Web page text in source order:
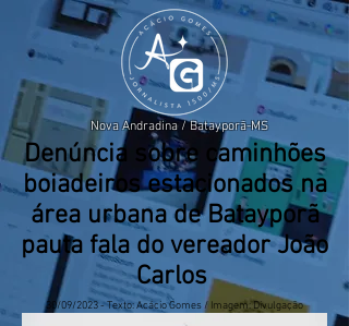
Nova Andradina / Batayporã-MS
Denúncia sobre caminhões
boiadeiros estacionados na
área urbana de Batayporã
pauta fala do vereador João
Carlos
30/09/2023 - Texto: Acácio Gomes / Imagem: Divulgação